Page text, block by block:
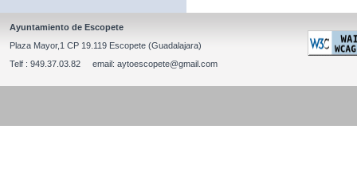
Ayuntamiento de Escopete
Plaza Mayor,1 CP 19.119 Escopete (Guadalajara)
Telf : 949.37.03.82 email: aytoescopete@gmail.com